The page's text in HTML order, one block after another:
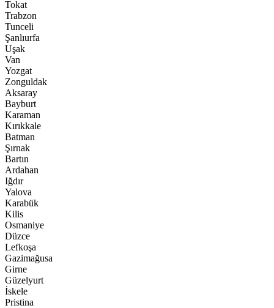
Tokat
Trabzon
Tunceli
Şanlıurfa
Uşak
Van
Yozgat
Zonguldak
Aksaray
Bayburt
Karaman
Kırıkkale
Batman
Şırnak
Bartın
Ardahan
Iğdır
Yalova
Karabük
Kilis
Osmaniye
Düzce
Lefkoşa
Gazimağusa
Girne
Güzelyurt
İskele
Pristina